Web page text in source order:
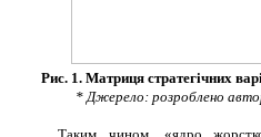
Рис. 1. Матриця стратегічних
* Джерело: розроблено